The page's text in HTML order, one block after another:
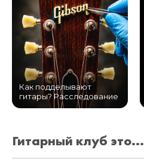
Как подделывают
гитары? Расследование
Гитарный клуб это...